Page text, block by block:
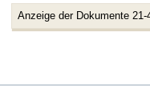
Anzeige der Dokumente 21-